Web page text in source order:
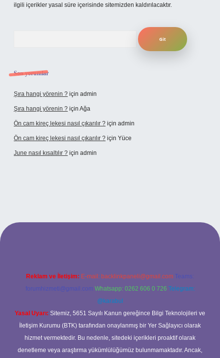
ilgili içerikler yasal süre içerisinde sitemizden kaldırılacaktır.
Son yorumlar
Şıra hangi yörenin ? için admin
Şıra hangi yörenin ? için Ağa
Ön cam kireç lekesi nasıl çıkarılır ? için admin
Ön cam kireç lekesi nasıl çıkarılır ? için Yüce
June nasıl kısaltılır ? için admin
giriş
Reklam ve İletişim: E-mail: backlinkpaneli@gmail.com Teams:
forumhizmeti@gmail.com Whatsapp: 0262 606 0 726 Telegram:
@karabul
Yasal Uyarı: Sitemiz, 5651 Sayılı Kanun gereğince Bilgi Teknolojileri ve
İletişim Kurumu (BTK) tarafından onaylanmış bir Yer Sağlayıcı olarak
hizmet vermektedir. Bu nedenle, sitedeki içerikleri proaktif olarak
denetleme veya araştırma yükümlülüğümüz bulunmamaktadır. Ancak,